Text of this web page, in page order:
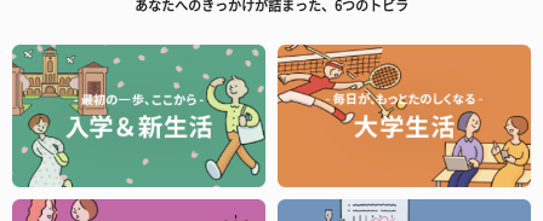
あなたへのきっかけが詰まった、6つのトビラ